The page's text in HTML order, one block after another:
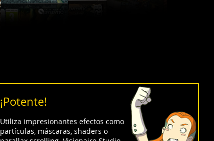
¡Potente!
Utiliza impresionantes efectos como
partículas, máscaras, shaders o